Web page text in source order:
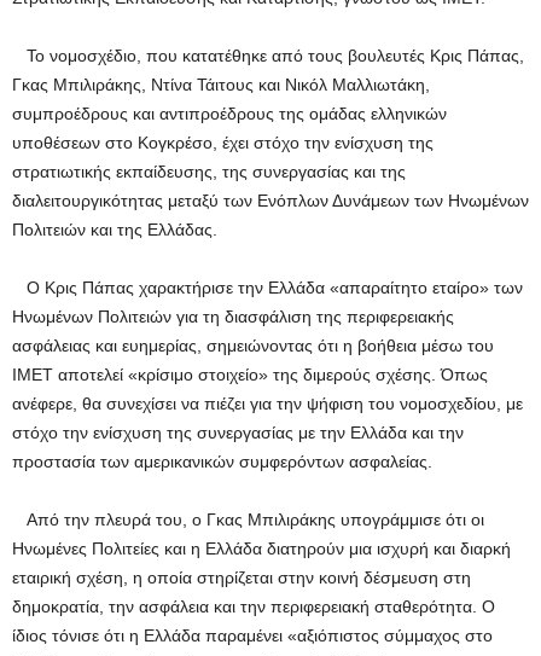
Το νομοσχέδιο, που κατατέθηκε από τους βουλευτές Κρις Πάπας,
Γκας Μπιλιράκης, Ντίνα Τάιτους και Νικόλ Μαλλιωτάκη,
συμπροέδρους και αντιπροέδρους της ομάδας ελληνικών
υποθέσεων στο Κογκρέσο, έχει στόχο την ενίσχυση της
στρατιωτικής εκπαίδευσης, της συνεργασίας και της
διαλειτουργικότητας μεταξύ των Ενόπλων Δυνάμεων των Ηνωμένων
Πολιτειών και της Ελλάδας.
Ο Κρις Πάπας χαρακτήρισε την Ελλάδα «απαραίτητο εταίρο» των
Ηνωμένων Πολιτειών για τη διασφάλιση της περιφερειακής
ασφάλειας και ευημερίας, σημειώνοντας ότι η βοήθεια μέσω του
IMET αποτελεί «κρίσιμο στοιχείο» της διμερούς σχέσης. Όπως
ανέφερε, θα συνεχίσει να πιέζει για την ψήφιση του νομοσχεδίου, με
στόχο την ενίσχυση της συνεργασίας με την Ελλάδα και την
προστασία των αμερικανικών συμφερόντων ασφαλείας.
Από την πλευρά του, ο Γκας Μπιλιράκης υπογράμμισε ότι οι
Ηνωμένες Πολιτείες και η Ελλάδα διατηρούν μια ισχυρή και διαρκή
εταιρική σχέση, η οποία στηρίζεται στην κοινή δέσμευση στη
δημοκρατία, την ασφάλεια και την περιφερειακή σταθερότητα. Ο
ίδιος τόνισε ότι η Ελλάδα παραμένει «αξιόπιστος σύμμαχος στο